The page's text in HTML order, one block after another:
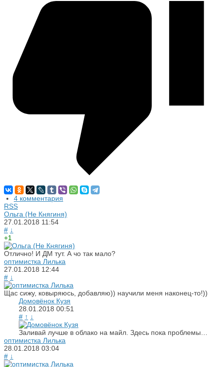
4 комментария
RSS
Ольга (Не Княгиня)
27.01.2018 11:54
# ↓
+1
Отлично! И ДМ тут. А чо так мало?
оптимистка Лилька
27.01.2018 12:44
# ↓
Щас сижу, ковыряюсь, добавляю)) научили меня наконец-то!))
Домовёнок Кузя
28.01.2018 00:51
# ↑ ↓
Заливай лучше в облако на майл. Здесь пока проблемы…
оптимистка Лилька
28.01.2018 03:04
# ↓